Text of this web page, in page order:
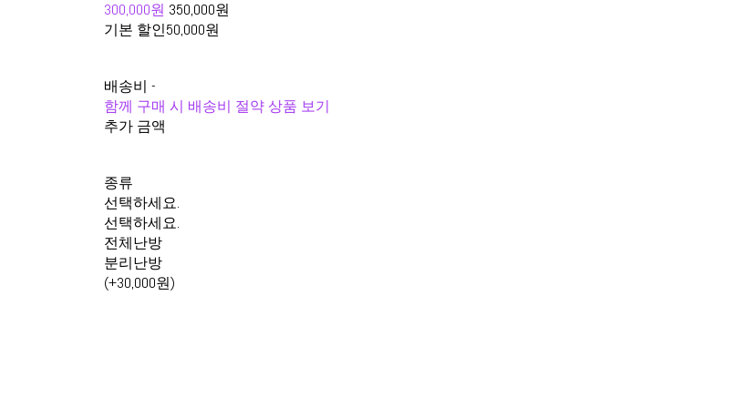
300,000원 350,000원
기본 할인50,000원
배송비-
함께 구매 시 배송비 절약 상품 보기
추가 금액
종류
선택하세요.
선택하세요.
전체난방
분리난방
(+30,000원)